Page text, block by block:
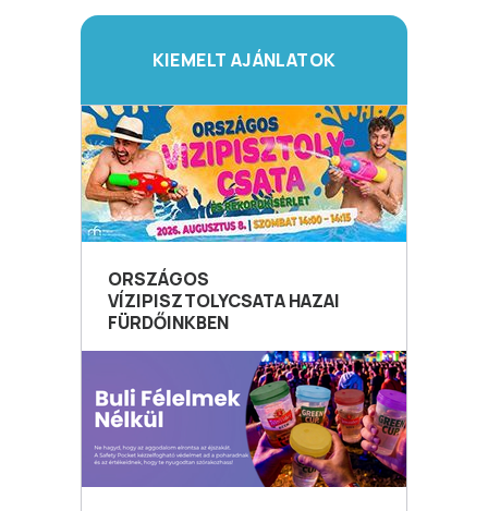
KIEMELT AJÁNLATOK
ORSZÁGOS
VÍZIPISZTOLYCSATA HAZAI
FÜRDŐINKBEN